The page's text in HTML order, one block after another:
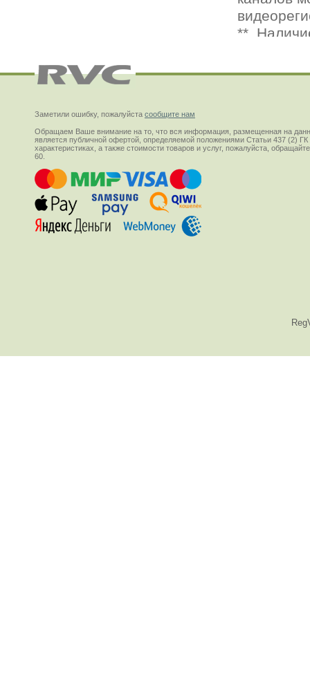
Заметили ошибку, пожалуйста сообщите нам
Обращаем Ваше внимание на то, что вся информация, размещенная на
является публичной офертой, определяемой положениями Статьи 437 (2)
характеристиках, а также стоимости товаров и услуг, пожалуйста,
60.